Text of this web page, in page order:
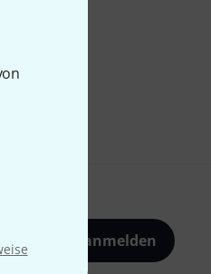
Jetzt anmelden